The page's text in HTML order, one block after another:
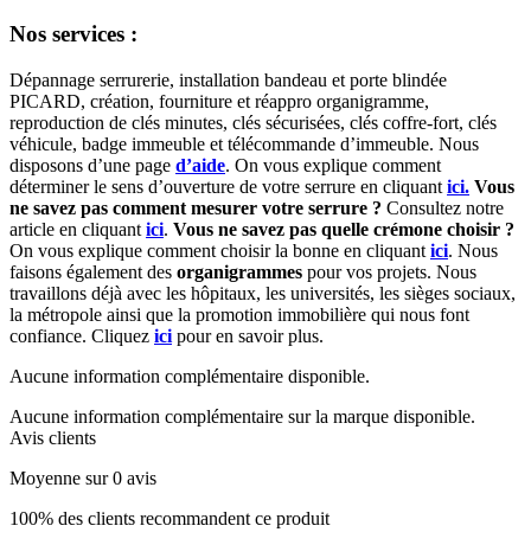
Nos services :
Dépannage serrurerie, installation bandeau et porte blindée
PICARD, création, fourniture et réappro organigramme,
reproduction de clés minutes, clés sécurisées, clés coffre-fort, clés
véhicule, badge immeuble et télécommande d’immeuble. Nous
disposons d’une page d’aide. On vous explique comment
déterminer le sens d’ouverture de votre serrure en cliquant ici. Vous
ne savez pas comment mesurer votre serrure ? Consultez notre
article en cliquant ici. Vous ne savez pas quelle crémone choisir ?
On vous explique comment choisir la bonne en cliquant ici. Nous
faisons également des organigrammes pour vos projets. Nous
travaillons déjà avec les hôpitaux, les universités, les sièges sociaux,
la métropole ainsi que la promotion immobilière qui nous font
confiance. Cliquez ici pour en savoir plus.
Aucune information complémentaire disponible.
Aucune information complémentaire sur la marque disponible.
Avis clients
Moyenne sur 0 avis
100% des clients recommandent ce produit